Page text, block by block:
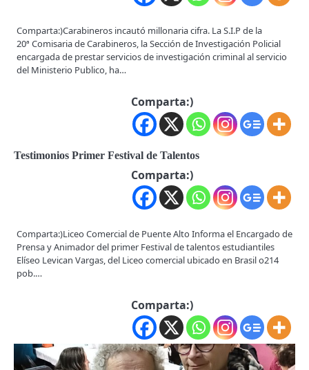
Comparta:)Carabineros incautó millonaria cifra. La S.I.P de la
20ª Comisaria de Carabineros, la Sección de Investigación Policial
encargada de prestar servicios de investigación criminal al servicio
del Ministerio Publico, ha…
Comparta:)
Testimonios Primer Festival de Talentos
Comparta:)
Comparta:)Liceo Comercial de Puente Alto Informa el Encargado de
Prensa y Animador del primer Festival de talentos estudiantiles
Elíseo Levican Vargas, del Liceo comercial ubicado en Brasil o214
pob.…
Comparta:)